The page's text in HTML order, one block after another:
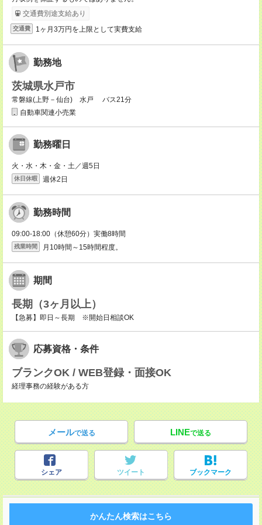
交通費別途支給あり
交通費 1ヶ月3万円を上限として実費支給
勤務地
茨城県水戸市
常磐線(上野－仙台) 水戸 バス21分
自動車関連小売業
勤務曜日
火・水・木・金・土／週5日
休日休暇 週休2日
勤務時間
09:00-18:00（休憩60分）実働8時間
残業時間 月10時間～15時間程度。
期間
長期（3ヶ月以上）
【急募】即日～長期 ※開始日相談OK
応募資格・条件
ブランクOK / WEB登録・面接OK
経理事務の経験がある方
メールで送る LINEで送る
シェア ツイート ブックマーク
かんたん検索はこちら